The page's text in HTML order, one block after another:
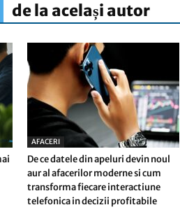
de la același autor
AFACERI
De ce datele din apeluri devin noul
aur al afacerilor moderne si cum
transforma fiecare interactiune
telefonica in decizii profitabile